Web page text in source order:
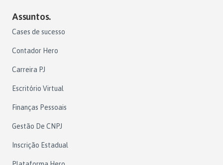
Assuntos.
Cases de sucesso
Contador Hero
Carreira PJ
Escritório Virtual
Finanças Pessoais
Gestão De CNPJ
Inscrição Estadual